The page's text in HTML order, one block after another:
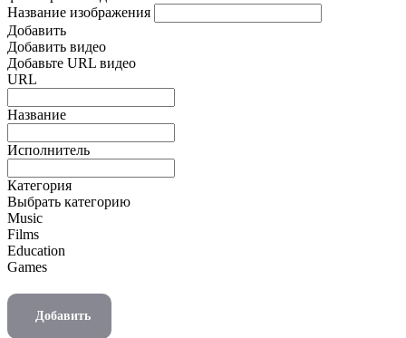
Название изображения
Добавить
Добавить видео
Добавьте URL видео
URL
Название
Исполнитель
Категория
Выбрать категорию
Music
Films
Education
Games
Добавить